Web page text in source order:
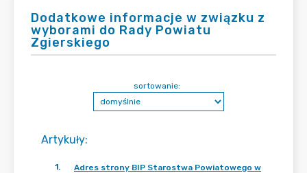
Dodatkowe informacje w związku z
wyborami do Rady Powiatu
Zgierskiego
Artykuły:
sortowanie:
1.
Adres strony BIP Starostwa Powiatowego w